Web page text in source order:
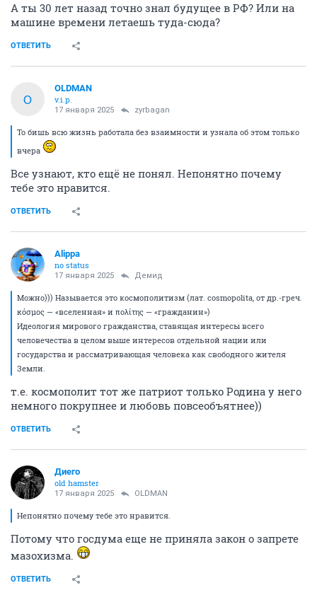
А ты 30 лет назад точно знал будущее в РФ? Или на
машине времени летаешь туда-сюда?
ОТВЕТИТЬ
O
OLDMAN
v.i.p.
17 января 2025 zyrbagan
То бишь всю жизнь работала без взаимности и узнала об этом только
вчера
Все узнают, кто ещё не понял. Непонятно почему
тебе это нравится.
ОТВЕТИТЬ
Alippa
no status
17 января 2025 Демид
Можно))) Называется это космополитизм (лат. соsmороlitа, от др.-греч.
κόσμος — «вселенная» и πολίτης — «гражданин»)
Идеология мирового гражданства, ставящая интересы всего
человечества в целом выше интересов отдельной нации или
государства и рассматривающая человека как свободного жителя
Земли.
т.е. космополит тот же патриот только Родина у него
немного покрупнее и любовь повсеобъятнее))
ОТВЕТИТЬ
Диего
old hamster
17 января 2025 OLDMAN
Непонятно почему тебе это нравится.
Потому что госдума еще не приняла закон о запрете
мазохизма.
ОТВЕТИТЬ